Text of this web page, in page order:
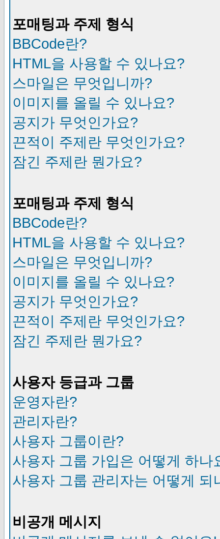
포매팅과 주제 형식
BBCode란?
HTML을 사용할 수 있나요?
스마일은 무엇입니까?
이미지를 올릴 수 있나요?
공지가 무엇인가요?
끈적이 주제란 무엇인가요?
잠긴 주제란 뭔가요?
포매팅과 주제 형식
BBCode란?
HTML을 사용할 수 있나요?
스마일은 무엇입니까?
이미지를 올릴 수 있나요?
공지가 무엇인가요?
끈적이 주제란 무엇인가요?
잠긴 주제란 뭔가요?
사용자 등급과 그룹
운영자란?
관리자란?
사용자 그룹이란?
사용자 그룹 가입은 어떻게 하나
사용자 그룹 관리자는 어떻게 되
비공개 메시지